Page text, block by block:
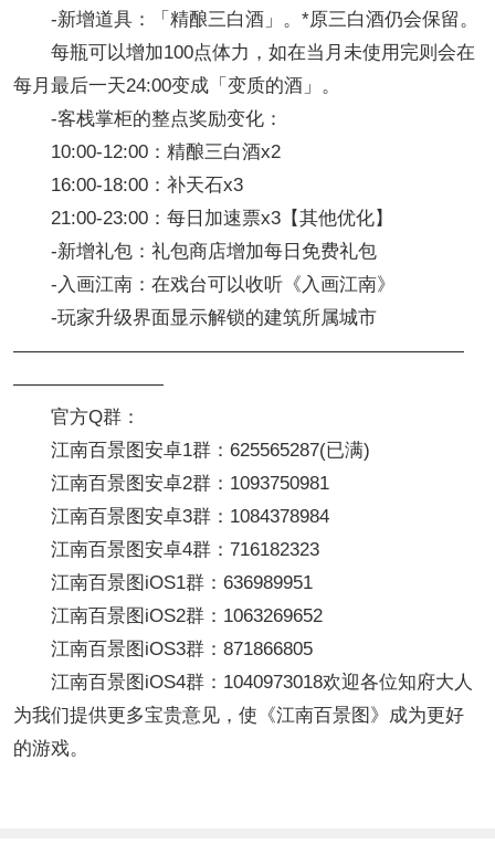
-新增道具：「精酿三白酒」。*原三白酒仍会保留。
每瓶可以增加100点体力，如在当月未使用完则会在
每月最后一天24:00变成「变质的酒」。
-客栈掌柜的整点奖励变化：
10:00-12:00：精酿三白酒x2
16:00-18:00：补天石x3
21:00-23:00：每日加速票x3【其他优化】
-新增礼包：礼包商店增加每日免费礼包
-入画江南：在戏台可以收听《入画江南》
-玩家升级界面显示解锁的建筑所属城市
————————————————————————
————————
官方Q群：
江南百景图安卓1群：625565287(已满)
江南百景图安卓2群：1093750981
江南百景图安卓3群：1084378984
江南百景图安卓4群：716182323
江南百景图iOS1群：636989951
江南百景图iOS2群：1063269652
江南百景图iOS3群：871866805
江南百景图iOS4群：1040973018欢迎各位知府大人
为我们提供更多宝贵意见，使《江南百景图》成为更好
的游戏。